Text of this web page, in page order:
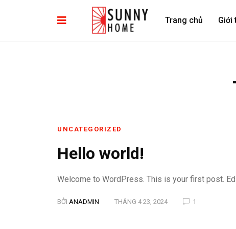
Trang chủ Giới
UNCATEGORIZED
Hello world!
Welcome to WordPress. This is your first post.
BỞI ANADMIN THÁNG 4 23, 2024 1